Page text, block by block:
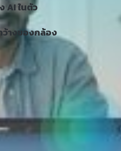
AI ในตัว
างของกล้อง